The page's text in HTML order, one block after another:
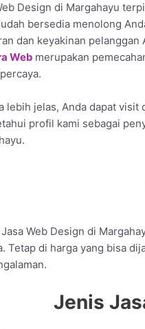
Design di Margahayu
bersedia menolong
dan keyakinan
Web merupakan
lebih jelas, Anda dapat visit
profil kami sebagai
Web Design di
Tetap di harga yang bisa
Jenis